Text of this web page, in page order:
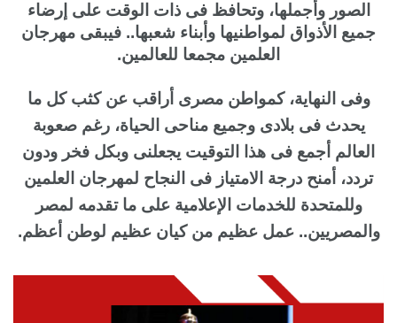
الصور وأجملها، وتحافظ فى ذات الوقت على إرضاء
جميع الأذواق لمواطنيها وأبناء شعبها.. فيبقى مهرجان
العلمين مجمعا للعالمين.
وفى النهاية، كمواطن مصرى أراقب عن كثب كل ما
يحدث فى بلادى وجميع مناحى الحياة، رغم صعوبة
العالم أجمع فى هذا التوقيت يجعلنى وبكل فخر ودون
تردد، أمنح درجة الامتياز فى النجاح لمهرجان العلمين
وللمتحدة للخدمات الإعلامية على ما تقدمه لمصر
والمصريين.. عمل عظيم من كيان عظيم لوطن أعظم.